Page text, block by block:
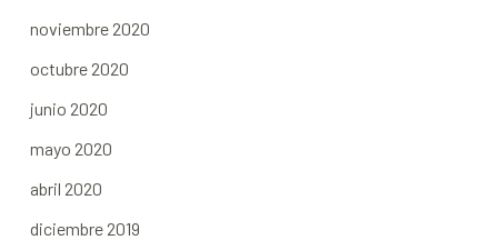
noviembre 2020
octubre 2020
junio 2020
mayo 2020
abril 2020
diciembre 2019